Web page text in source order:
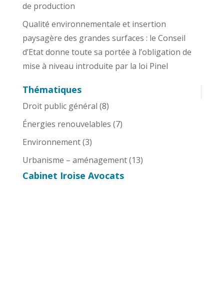
de production
Qualité environnementale et insertion
paysagère des grandes surfaces : le Conseil
d’Etat donne toute sa portée à l’obligation de
mise à niveau introduite par la loi Pinel
Thématiques
Droit public général (8)
Énergies renouvelables (7)
Environnement(3)
Urbanisme – aménagement(13)
Cabinet Iroise Avocats